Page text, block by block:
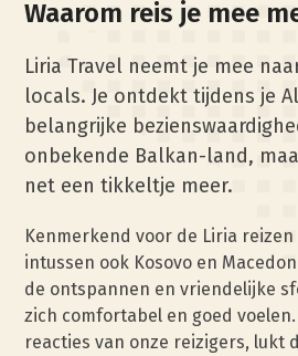
Waarom reis je mee
Liria Travel neemt je mee
locals. Je ontdekt tijdens je
belangrijke
onbekende Balkan-land,
net een tikkeltje meer.
Kenmerkend voor de Liria
intussen ook Kosovo en
de ontspannen en vriendelijke
zich comfortabel en goed
reacties van onze reizigers, lukt